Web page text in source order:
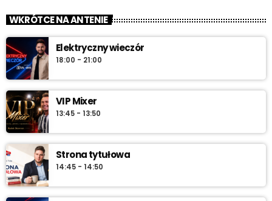
WKRÓTCE NA ANTENIE
Elektryczny wieczór
18:00 - 21:00
VIP Mixer
13:45 - 13:50
Strona tytułowa
14:45 - 14:50